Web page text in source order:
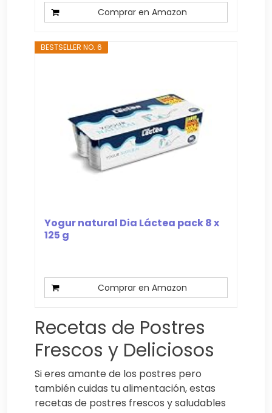
Comprar en Amazon
BESTSELLER NO. 6
Yogur natural Dia Láctea pack 8 x
125 g
Comprar en Amazon
Recetas de Postres
Frescos y Deliciosos
Si eres amante de los postres pero
también cuidas tu alimentación, estas
recetas de postres frescos y saludables